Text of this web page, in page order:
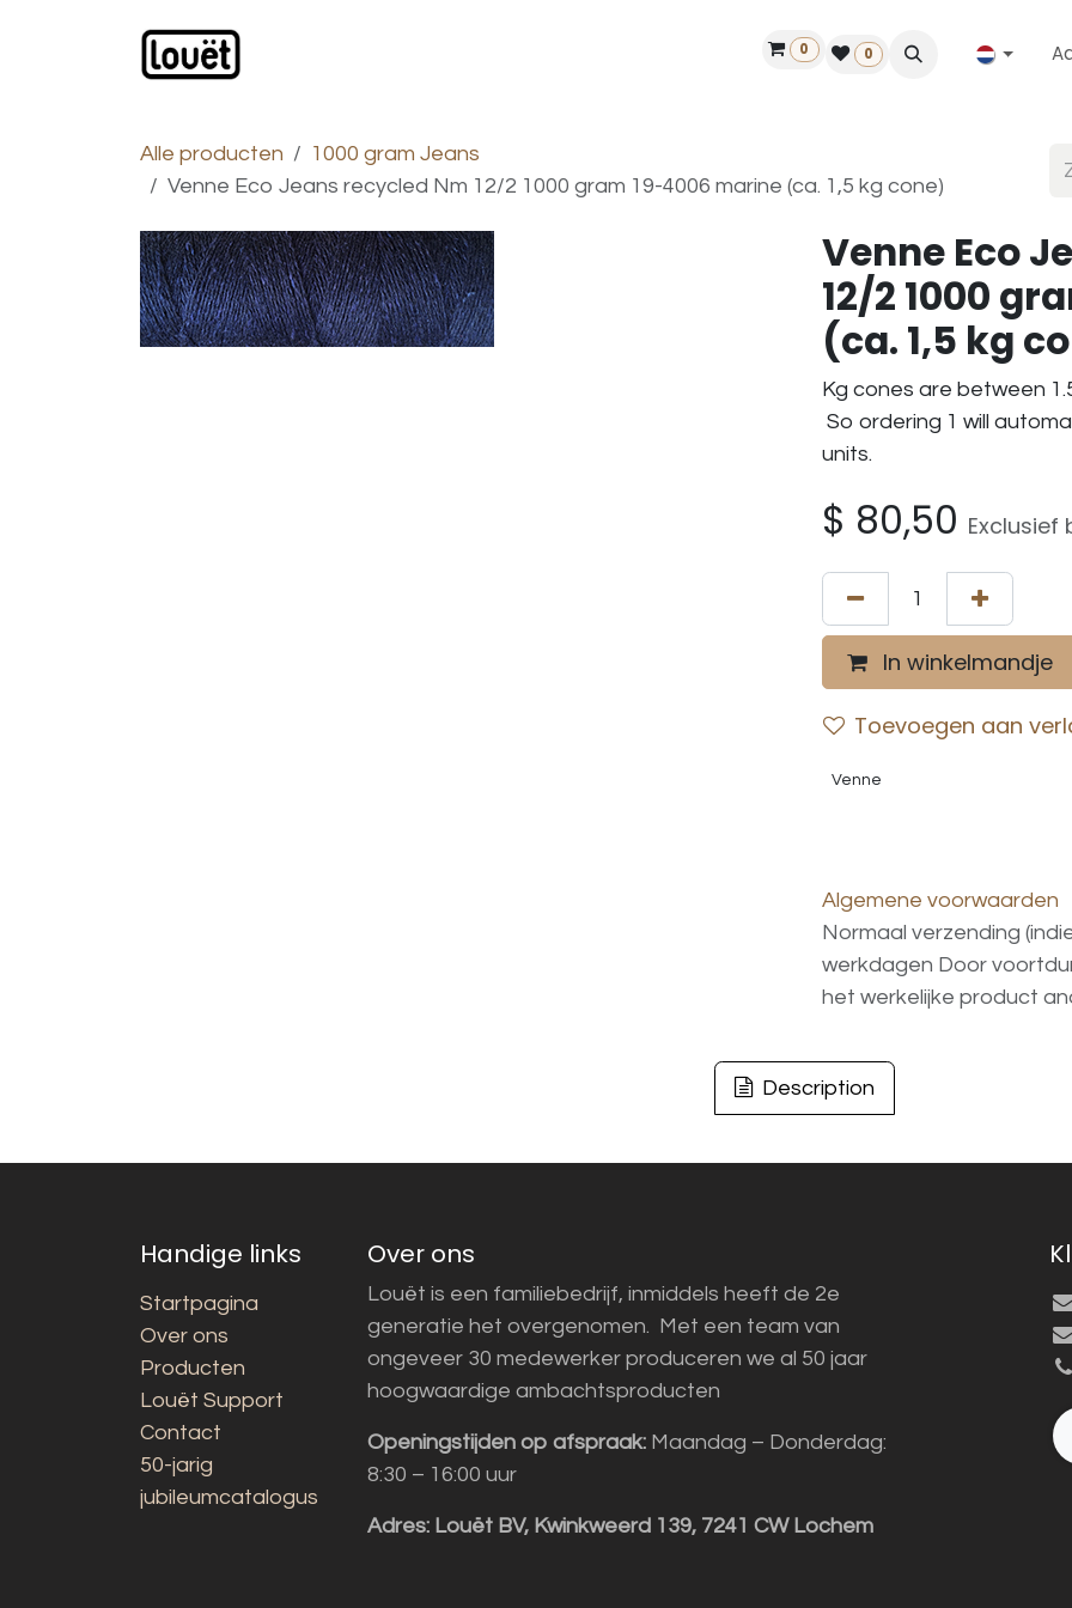
Vind een dealer
0 0
Alle producten
1000 gram Jeans
Venne Eco Jeans recycled Nm 12/2 1000 gram 19-4006 marine (ca. 1,5 kg cone)
Venne Eco
12/2 1000
(ca. 1,5 kg
Kg cones are between
So ordering 1 will
units.
$ 80,50 Exclusief
In winkelmandje
Toevoegen aan
Venne
Algemene voorwaarden
Normaal verzending
werkdagen Door
het werkelijke product
Description
Handige links
Startpagina
Over ons
Producten
Louët Support
Contact
50-jarig
jubileumcatalogus
Over ons
Louët is een familiebedrijf, inmiddels heeft de 2e
generatie het overgenomen. Met een team van
ongeveer 30 medewerker produceren we al 50 jaar
hoogwaardige ambachtsproducten
Openingstijden op afspraak: Maandag – Donderdag:
8:30 – 16:00 uur
Adres: Louët BV, Kwinkweerd 139, 7241 CW Lochem